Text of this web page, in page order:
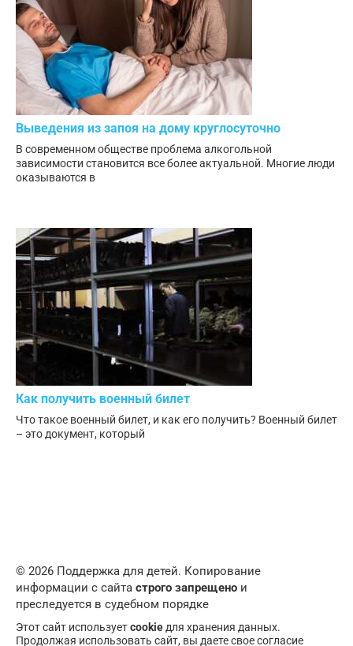
Выведения из запоя на дому круглосуточно
В современном обществе проблема алкогольной
зависимости становится все более актуальной. Многие люди
оказываются в
Как получить военный билет
Что такое военный билет, и как его получить? Военный билет
– это документ, который
© 2026 Поддержка для детей. Копирование
информации с сайта строго запрещено и
преследуется в судебном порядке
Этот сайт используетcookie для хранения данных.
Продолжая использовать сайт, вы даете свое согласие